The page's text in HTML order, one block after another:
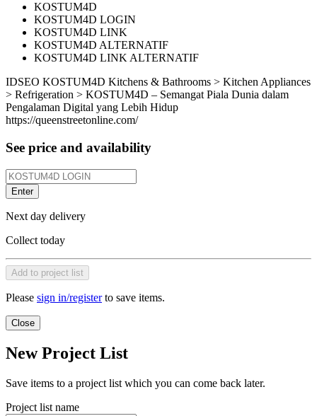
KOSTUM4D
KOSTUM4D LOGIN
KOSTUM4D LINK
KOSTUM4D ALTERNATIF
KOSTUM4D LINK ALTERNATIF
IDSEO KOSTUM4D Kitchens & Bathrooms > Kitchen Appliances
> Refrigeration > KOSTUM4D – Semangat Piala Dunia dalam
Pengalaman Digital yang Lebih Hidup
https://queenstreetonline.com/
See price and availability
Enter
Next day delivery
Collect today
Add to project list
Please sign in/registerto save items.
Close
New Project List
Save items to a project list which you can come back later.
Project list name